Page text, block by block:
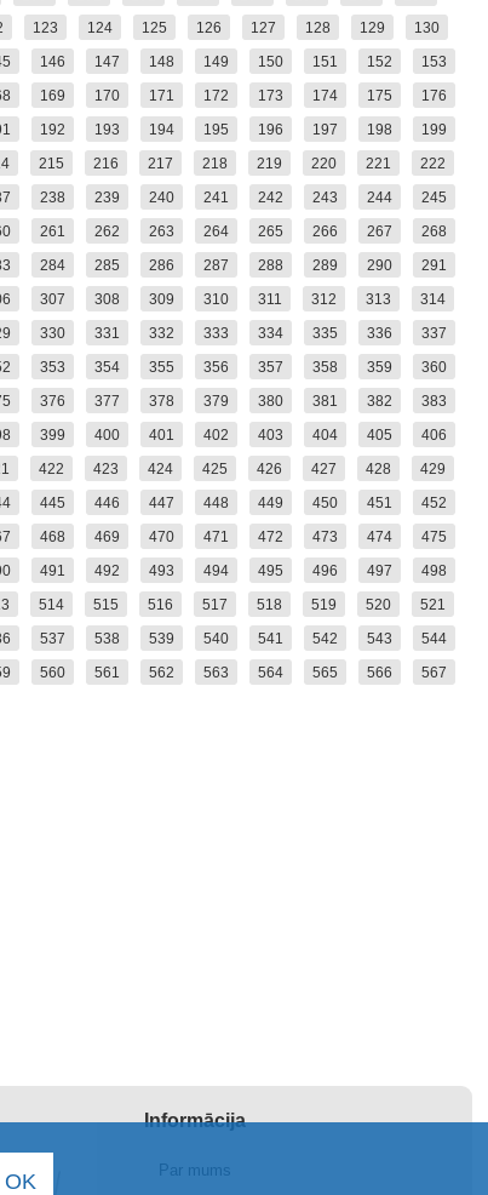
OK
123 124 125 126 127 128 129
130
146 147 148 149 150 151 152
153
169 170 171 172 173 174 175
176
192 193 194 195 196 197 198
199
215 216 217 218 219 220 221
222
238 239 240 241 242 243 244
245
261 262 263 264 265 266 267
268
284 285 286 287 288 289 290
291
307 308 309 310 311 312 313
314
330 331 332 333 334 335 336
337
353 354 355 356 357 358 359
360
376 377 378 379 380 381 382
383
399 400 401 402 403 404 405
406
422 423 424 425 426 427 428
429
445 446 447 448 449 450 451
452
468 469 470 471 472 473 474
475
491 492 493 494 495 496 497
498
514 515 516 517 518 519 520
521
537 538 539 540 541 542 543
544
560 561 562 563 564 565 566
567
Informācija
Par mums